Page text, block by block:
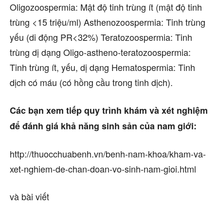
Oligozoospermia: Mật độ tinh trùng ít (mật độ tinh
trùng <15 triệu/ml) Asthenozoospermia: Tinh trùng
yếu (di động PR<32%) Teratozoospermia: Tinh
trùng dị dạng Oligo-astheno-teratozoospermia:
Tinh trùng ít, yếu, dị dạng Hematospermia: Tinh
dịch có máu (có hồng cầu trong tinh dịch).
Các bạn xem tiếp quy trình khám và xét nghiệm
để đánh giá khả năng sinh sản của nam giới:
http://thuocchuabenh.vn/benh-nam-khoa/kham-va-
xet-nghiem-de-chan-doan-vo-sinh-nam-gioi.html
và bài viết